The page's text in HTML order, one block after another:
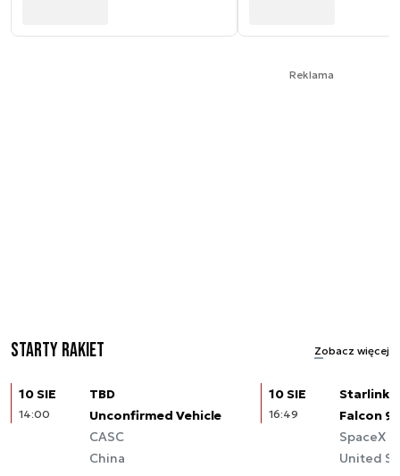
Reklama
Starty rakiet Zobacz więcej
10 SIE
14:00
TBD
Unconfirmed Vehicle
CASC
China
10 SIE
16:49
Starlink
Falcon 9
SpaceX
United